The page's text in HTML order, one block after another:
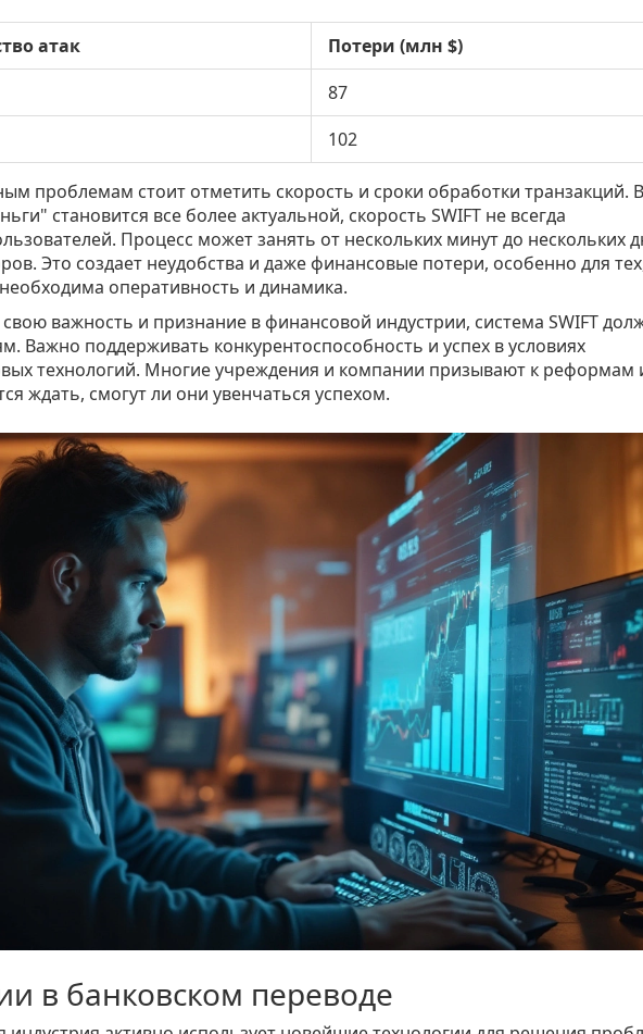
атак
Потери (млн $)
87
102
проблемам стоит отметить скорость и сроки обработки транзакций. В
становится все более актуальной, скорость SWIFT не всегда
Процесс может занять от нескольких минут до нескольких
Это создает неудобства и даже финансовые потери, особенно для
необходима оперативность и динамика.
важность и признание в финансовой индустрии, система SWIFT
Важно поддерживать конкурентоспособность и успех в условиях
технологий. Многие учреждения и компании призывают к реформам
ждать, смогут ли они увенчаться успехом.
в банковском переводе